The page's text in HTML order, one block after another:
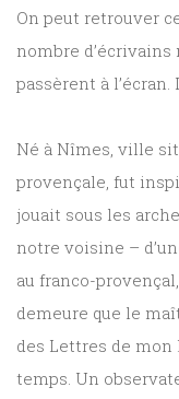
On peut retrouver
nombre
passèrent à
Né à Nîmes, ville
provençale, fut
jouait sous les
notre voisine –
au franco-
demeure que le
des Lettres de
temps. Un